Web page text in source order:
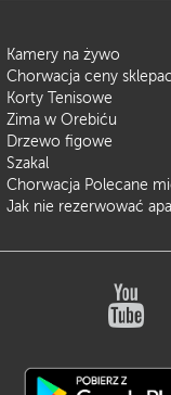
Kamery na żywo
Chorwacja ceny
Korty Tenisowe
Zima w Orebiću
Drzewo figowe
Szakal
Chorwacja Polecane
Jak nie rezerwować